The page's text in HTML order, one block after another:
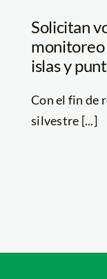
Solicitan
monitoreo
islas y
Con el fin de
silvestre [...]